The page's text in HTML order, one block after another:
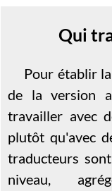
Qui
Pour établir
de la version
travailler avec
plutôt qu'avec
traducteurs
niveau,